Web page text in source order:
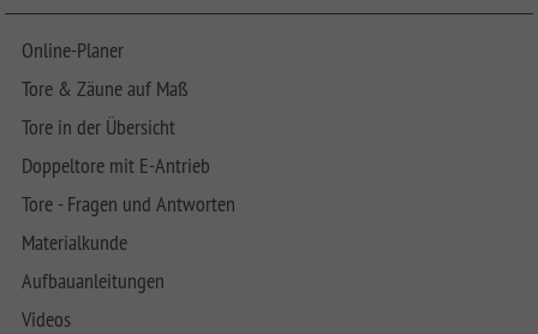
Online-Planer
Tore & Zäune auf Maß
Tore in der Übersicht
Doppeltore mit E-Antrieb
Tore - Fragen und Antworten
Materialkunde
Aufbauanleitungen
Videos